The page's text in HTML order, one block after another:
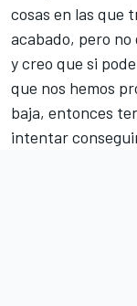
cosas en las que
acabado, pero no
y creo que si
que nos hemos
baja, entonces
intentar